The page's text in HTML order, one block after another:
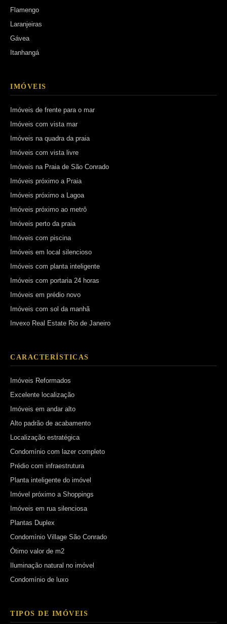
Flamengo
Laranjeiras
Gávea
Itanhangá
IMÓVEIS
Imóveis de frente para o mar
Imóveis com vista mar
Imóveis na quadra da praia
Imóveis com vista livre
Imóveis na Praia de São Conrado
Imóveis próximo a Praia
Imóveis próximo a Lagoa
Imóveis próximo ao metrô
Imóveis perto da praia
Imóveis com piscina
Imóveis em local silencioso
Imóveis com planta inteligente
Imóveis com portaria 24 horas
Imóveis em prédio novo
Imóveis com sol da manhã
Invexo Real Estate Rio de Janeiro
CARACTERÍSTICAS
Imóveis Reformados
Excelente localização
Imóveis em andar alto
Alto padrão de acabamento
Localização estratégica
Condomínio com lazer completo
Prédio com infraestrutura
Planta inteligente do imóvel
Imóvel próximo a Shoppings
Imóveis em rua silenciosa
Plantas Duplex
Condomínio Village São Conrado
Ótimo valor de m2
Iluminação natural no imóvel
Condomínio de luxo
TIPOS DE IMÓVEIS